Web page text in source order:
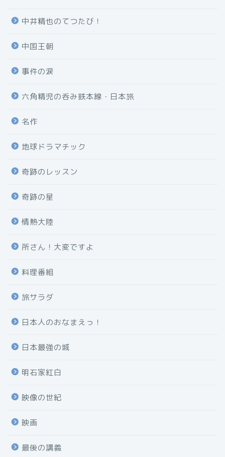
中井精也のてつたび！
中国王朝
事件の涙
六角精児の呑み鉄本線・日本旅
名作
地球ドラマチック
奇跡のレッスン
奇跡の星
情熱大陸
所さん！大変ですよ
料理番組
旅サラダ
日本人のおなまえっ！
日本最強の城
明石家紅白
映像の世紀
映画
最後の講義